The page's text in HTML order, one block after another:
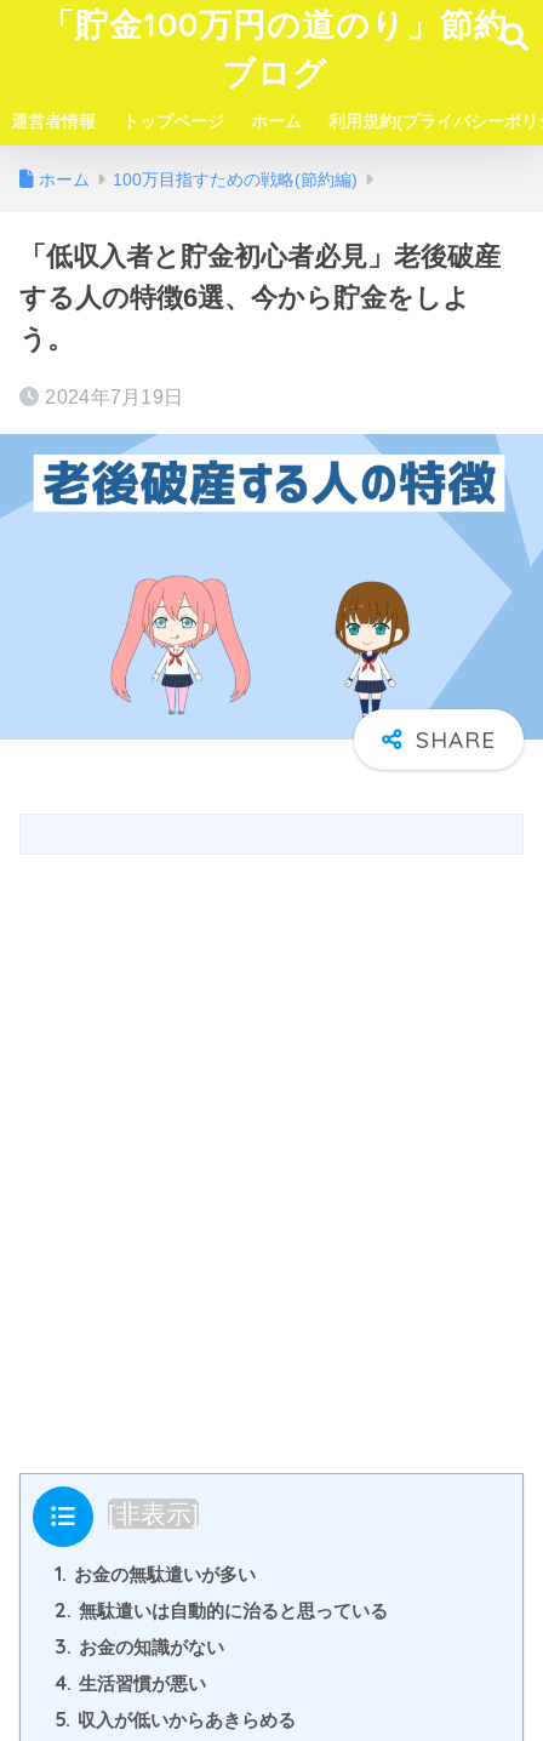
「貯金100万円の道のり」節約
ブログ
運営者情報 トップページ ホーム 利用規約(プライバシーポリ
ホーム 100万目指すための戦略(節約編)
「低収入者と貯金初心者必見」老後破産
する人の特徴6選、今から貯金をしよ
う。
2024年7月19日
目次 [非表示]
1. お金の無駄遣いが多い
2. 無駄遣いは自動的に治ると思っている
3. お金の知識がない
4. 生活習慣が悪い
5. 収入が低いからあきらめる